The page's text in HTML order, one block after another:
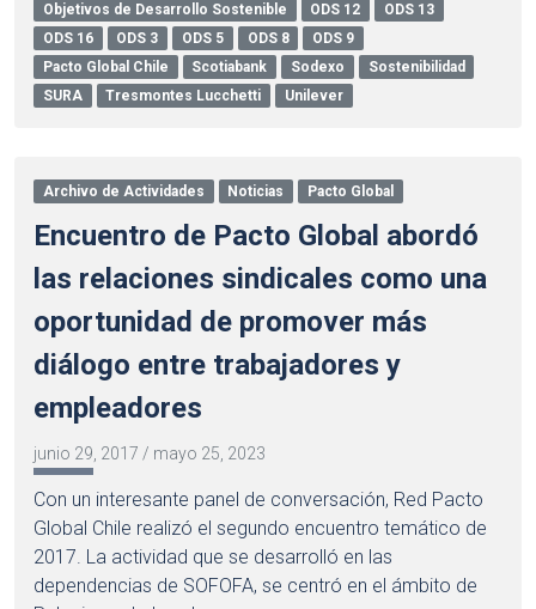
Objetivos de Desarrollo Sostenible
ODS 12
ODS 13
ODS 16
ODS 3 ODS 5 ODS 8
ODS 9
Pacto Global Chile
Scotiabank Sodexo
Sostenibilidad
SURA
Tresmontes Lucchetti Unilever
Archivo de Actividades Noticias Pacto Global
Encuentro de Pacto Global abordó
las relaciones sindicales como una
oportunidad de promover más
diálogo entre trabajadores y
empleadores
junio 29, 2017 / mayo 25, 2023
Con un interesante panel de conversación, Red Pacto
Global Chile realizó el segundo encuentro temático de
2017. La actividad que se desarrolló en las
dependencias de SOFOFA, se centró en el ámbito de